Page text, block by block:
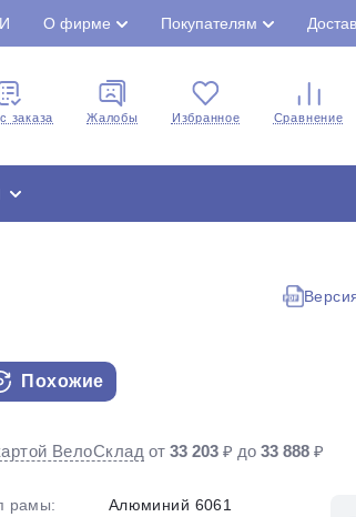
О фирме Покупателям
заказа Жалобы Избранное Сравнение
Похожие
ВелоСклад от33 203 ₽ до33 888 ₽
рамы:
Алюминий 6061